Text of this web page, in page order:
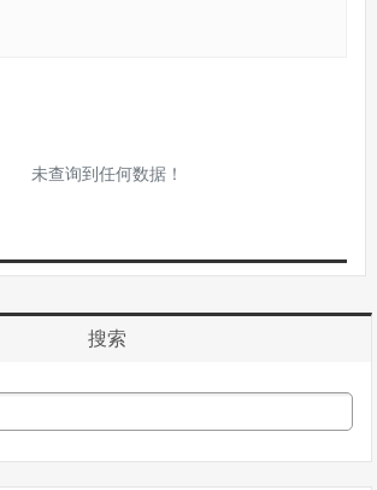
未查询到任何数据！
搜索